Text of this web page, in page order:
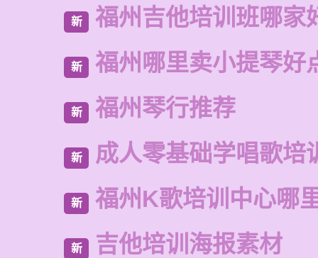
新 福州吉他培训班哪家
新 福州哪里卖小提琴好
新 福州琴行推荐
新 成人零基础学唱歌培
新 福州K歌培训中心哪
新 吉他培训海报素材